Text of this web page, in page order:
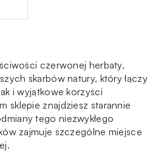
czerwonej herbaty,
skarbów natury, który łączy
i wyjątkowe korzyści
sklepie znajdziesz starannie
tego niezwykłego
zajmuje szczególne miejsce